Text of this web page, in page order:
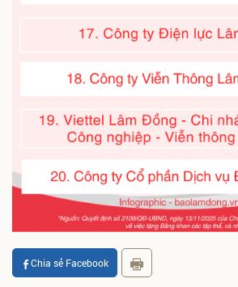
Chia sẻ Facebook